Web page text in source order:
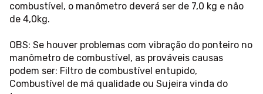
combustível, o manômetro deverá ser de 7,0 kg e não
de 4,0kg.
OBS: Se houver problemas com vibração do ponteiro no
manômetro de combustível, as prováveis causas
podem ser: Filtro de combustível entupido,
Combustível de má qualidade ou Sujeira vinda do